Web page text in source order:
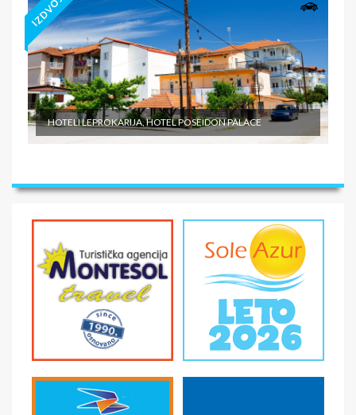
HOTELI LEPROKARIJA, HOTEL POSEIDON PALACE